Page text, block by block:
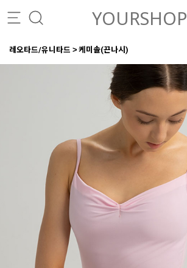
YOURSHOP
레오타드/유니타드 케미솔(끈나시)